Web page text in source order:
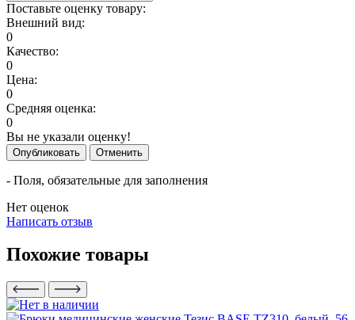
Поставьте оценку товару:
Внешний вид:
0
Качество:
0
Цена:
0
Средняя оценка:
0
Вы не указали оценку!
Опубликовать Отменить
- Поля, обязательные для заполнения
Нет оценок
Написать отзыв
Похожие товары